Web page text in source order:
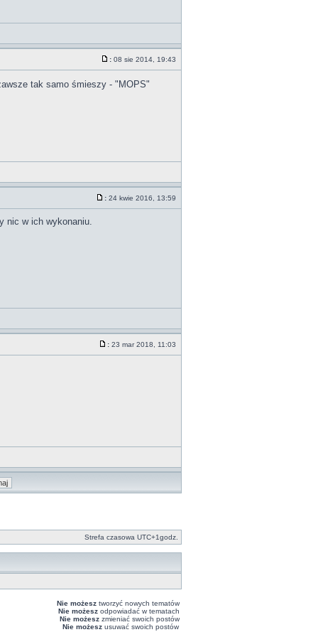
: 08 sie 2014, 19:43
tak samo śmieszy - "MOPS"
: 24 kwie 2016, 13:59
nic w ich wykonaniu.
: 23 mar 2018, 11:03
Strefa czasowa UTC+1godz.
Nie możesz tworzyć nowych tematów
Nie możesz odpowiadać w tematach
Nie możesz zmieniać swoich postów
Nie możesz usuwać swoich postów